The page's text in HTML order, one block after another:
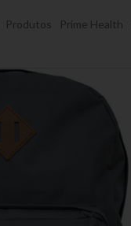
Produtos Prime Health